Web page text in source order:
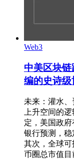
Web3
中美区块
编的史诗级
未来：灌水
上升空间的
定，美国政
银行预测，稳
其次，全球
币圈总市值目